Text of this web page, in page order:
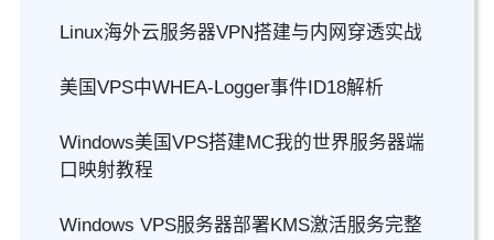
Linux海外云服务器VPN搭建与内网穿透实战
美国VPS中WHEA-Logger事件ID18解析
Windows美国VPS搭建MC我的世界服务器端
口映射教程
Windows VPS服务器部署KMS激活服务完整